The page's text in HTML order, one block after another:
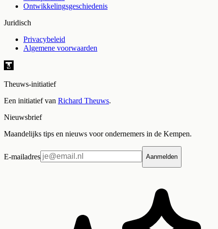
Ontwikkelingsgeschiedenis
Juridisch
Privacybeleid
Algemene voorwaarden
Theuws-initiatief
Een initiatief van Richard Theuws.
Nieuwsbrief
Maandelijks tips en nieuws voor ondernemers in de Kempen.
E-mailadres Aanmelden